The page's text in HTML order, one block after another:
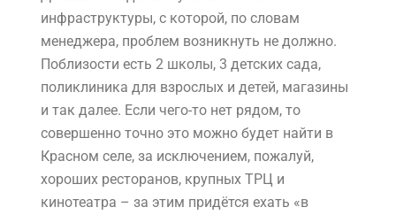
инфраструктуры, с которой, по словам
менеджера, проблем возникнуть не должно.
Поблизости есть 2 школы, 3 детских сада,
поликлиника для взрослых и детей, магазины
и так далее. Если чего-то нет рядом, то
совершенно точно это можно будет найти в
Красном селе, за исключением, пожалуй,
хороших ресторанов, крупных ТРЦ и
кинотеатра – за этим придётся ехать «в